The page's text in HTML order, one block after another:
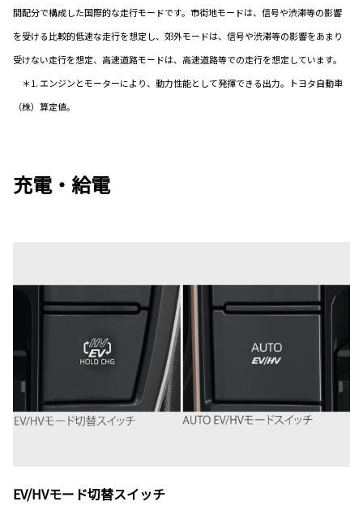
間配分で構成した国際的な走行モードです。市街地モードは、信号や渋滞等の影響
を受ける比較的低速な走行を想定し、郊外モードは、信号や渋滞等の影響をあまり
受けない走行を想定、高速道路モードは、高速道路等での走行を想定しています。
＊1. エンジンとモーターにより、動力性能として発揮できる出力。トヨタ自動車
（株）算定値。
充電・給電
EV/HVモード切替スイッチ